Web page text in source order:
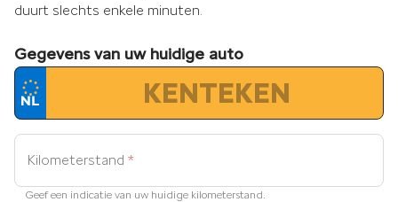
duurt slechts enkele minuten.
Gegevens van uw huidige auto
Kilometerstand *
Geef een indicatie van uw huidige kilometerstand.